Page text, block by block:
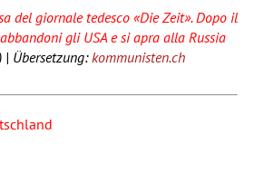
del giornale tedesco «Die Zeit». Dopo il
gli USAe si apra alla Russia
| Übersetzung: kommunisten.ch